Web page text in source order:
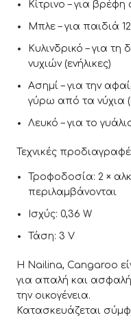
Κίτρινο – για
Μπλε – για παιδιά
Κυλινδρικό – για
νυχιών (ενήλικες)
Ασημί – για την
γύρω από τα νύχια
Λευκό – για το
Τεχνικές
Τροφοδοσία: 2 ×
περιλαμβάνονται
Ισχύς: 0,36 W
Τάση: 3 V
Η Nailina, Cangaroo
για απαλή και
την οικογένεια.
Κατασκευάζεται